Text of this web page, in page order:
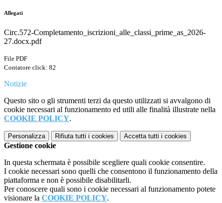
Allegati
Circ.572-Completamento_iscrizioni_alle_classi_prime_as_2026-
27.docx.pdf
File PDF
Contatore click: 82
Notizie
Questo sito o gli strumenti terzi da questo utilizzati si avvalgono di
cookie necessari al funzionamento ed utili alle finalità illustrate nella
COOKIE POLICY.
Personalizza Rifiuta tutti i cookies Accetta tutti i cookies
Gestione cookie
In questa schermata è possibile scegliere quali cookie consentire.
I cookie necessari sono quelli che consentono il funzionamento della
piattaforma e non è possibile disabilitarli.
Per conoscere quali sono i cookie necessari al funzionamento potete
visionare la COOKIE POLICY.